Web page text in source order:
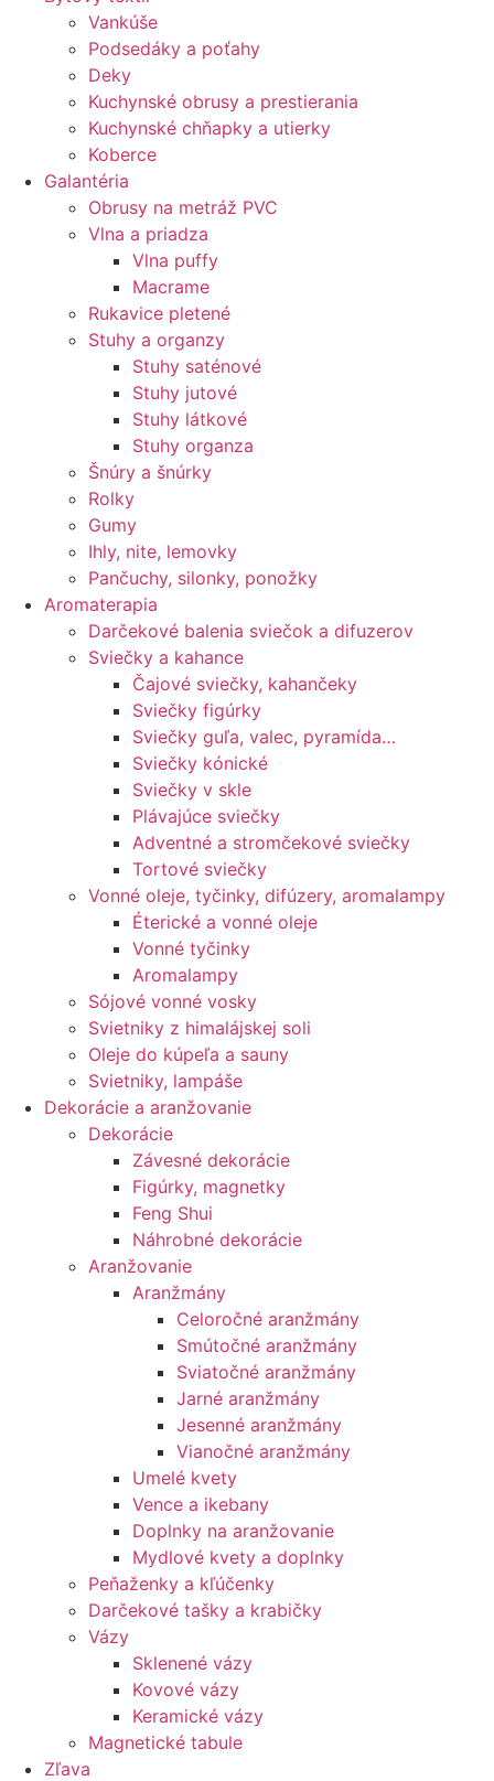
Vankúše
Podsedáky a poťahy
Deky
Kuchynské obrusy a prestierania
Kuchynské chňapky a utierky
Koberce
Galantéria
Obrusy na metráž PVC
Vlna a priadza
Vlna puffy
Macrame
Rukavice pletené
Stuhy a organzy
Stuhy saténové
Stuhy jutové
Stuhy látkové
Stuhy organza
Šnúry a šnúrky
Rolky
Gumy
Ihly, nite, lemovky
Pančuchy, silonky, ponožky
Aromaterapia
Darčekové balenia sviečok a difuzerov
Sviečky a kahance
Čajové sviečky, kahančeky
Sviečky figúrky
Sviečky guľa, valec, pyramída…
Sviečky kónické
Sviečky v skle
Plávajúce sviečky
Adventné a stromčekové sviečky
Tortové sviečky
Vonné oleje, tyčinky, difúzery, aromalampy
Éterické a vonné oleje
Vonné tyčinky
Aromalampy
Sójové vonné vosky
Svietniky z himalájskej soli
Oleje do kúpeľa a sauny
Svietniky, lampáše
Dekorácie a aranžovanie
Dekorácie
Závesné dekorácie
Figúrky, magnetky
Feng Shui
Náhrobné dekorácie
Aranžovanie
Aranžmány
Celoročné aranžmány
Smútočné aranžmány
Sviatočné aranžmány
Jarné aranžmány
Jesenné aranžmány
Vianočné aranžmány
Umelé kvety
Vence a ikebany
Doplnky na aranžovanie
Mydlové kvety a doplnky
Peňaženky a kľúčenky
Darčekové tašky a krabičky
Vázy
Sklenené vázy
Kovové vázy
Keramické vázy
Magnetické tabule
Zľava